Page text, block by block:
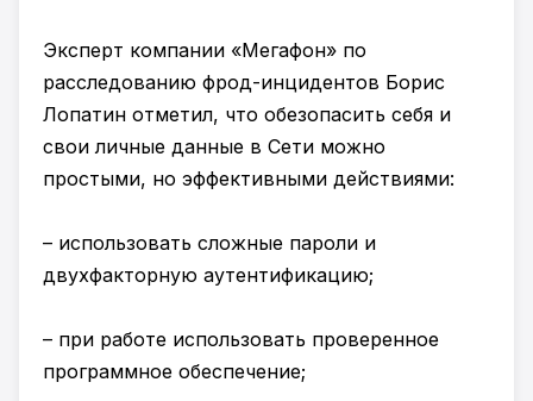
Эксперт компании «Мегафон» по
расследованию фрод-инцидентов Борис
Лопатин отметил, что обезопасить себя и
свои личные данные в Сети можно
простыми, но эффективными действиями:
– использовать сложные пароли и
двухфакторную аутентификацию;
– при работе использовать проверенное
программное обеспечение;